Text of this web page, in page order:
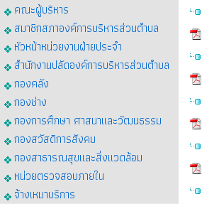
คณะผู้บริหาร
สมาชิกสภาองค์การบริหารส่วนตำบล
หัวหน้าหน่วยงานฝ่ายประจำ
สำนักงานปลัดองค์การบริหารส่วนตำบล
กองคลัง
กองช่าง
กองการศึกษา ศาสนาและวัฒนธรรม
กองสวัสดิการสังคม
กองสาธารณสุขและสิ่งแวดล้อม
หน่วยตรวจสอบภายใน
จ้างเหมาบริการ